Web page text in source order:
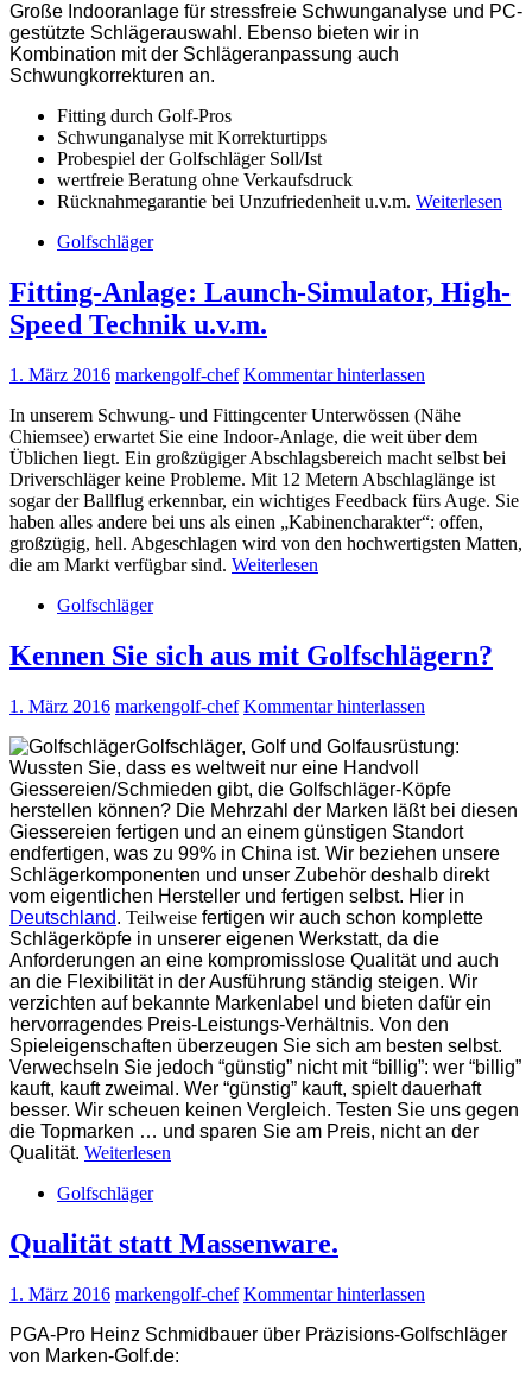
Große Indooranlage für stressfreie Schwunganalyse und PC-
gestützte Schlägerauswahl. Ebenso bieten wir in
Kombination mit der Schlägeranpassung auch
Schwungkorrekturen an.
Fitting durch Golf-Pros
Schwunganalyse mit Korrekturtipps
Probespiel der Golfschläger Soll/Ist
wertfreie Beratung ohne Verkaufsdruck
Rücknahmegarantie bei Unzufriedenheit u.v.m. Weiterlesen
Golfschläger
Fitting-Anlage: Launch-Simulator, High-
Speed Technik u.v.m.
1. März 2016 markengolf-chef Kommentar hinterlassen
In unserem Schwung- und Fittingcenter Unterwössen (Nähe
Chiemsee) erwartet Sie eine Indoor-Anlage, die weit über dem
Üblichen liegt. Ein großzügiger Abschlagsbereich macht selbst bei
Driverschläger keine Probleme. Mit 12 Metern Abschlaglänge ist
sogar der Ballflug erkennbar, ein wichtiges Feedback fürs Auge. Sie
haben alles andere bei uns als einen „Kabinencharakter“: offen,
großzügig, hell. Abgeschlagen wird von den hochwertigsten Matten,
die am Markt verfügbar sind. Weiterlesen
Golfschläger
Kennen Sie sich aus mit Golfschlägern?
1. März 2016 markengolf-chef Kommentar hinterlassen
Golfschläger, Golf und Golfausrüstung:
Wussten Sie, dass es weltweit nur eine Handvoll
Giessereien/Schmieden gibt, die Golfschläger-Köpfe
herstellen können? Die Mehrzahl der Marken läßt bei diesen
Giessereien fertigen und an einem günstigen Standort
endfertigen, was zu 99% in China ist. Wir beziehen unsere
Schlägerkomponenten und unser Zubehör deshalb direkt
vom eigentlichen Hersteller und fertigen selbst. Hier in
Deutschland. Teilweise fertigen wir auch schon komplette
Schlägerköpfe in unserer eigenen Werkstatt, da die
Anforderungen an eine kompromisslose Qualität und auch
an die Flexibilität in der Ausführung ständig steigen. Wir
verzichten auf bekannte Markenlabel und bieten dafür ein
hervorragendes Preis-Leistungs-Verhältnis. Von den
Spieleigenschaften überzeugen Sie sich am besten selbst.
Verwechseln Sie jedoch “günstig” nicht mit “billig”: wer “billig”
kauft, kauft zweimal. Wer “günstig” kauft, spielt dauerhaft
besser. Wir scheuen keinen Vergleich. Testen Sie uns gegen
die Topmarken … und sparen Sie am Preis, nicht an der
Qualität. Weiterlesen
Golfschläger
Qualität statt Massenware.
1. März 2016 markengolf-chef Kommentar hinterlassen
PGA-Pro Heinz Schmidbauer über Präzisions-Golfschläger
von Marken-Golf.de: